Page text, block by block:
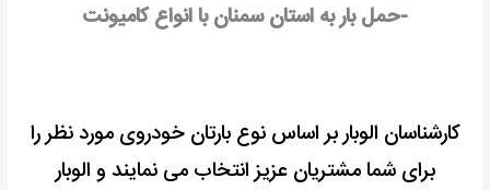
-حمل بار به استان سمنان با انواع کامیونت
کارشناسان الوبار بر اساس نوع بارتان خودروی مورد نظر را
برای شما مشتریان عزیز انتخاب می نمایند و الوبار